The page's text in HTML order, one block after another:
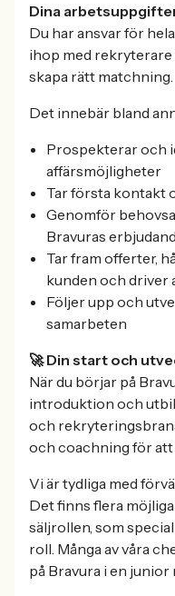
Dina
Du har ansvar för
ihop med
skapa rätt matchning.
Det innebär bland
Prospekterar och
affärsmöjligheter
Tar första kontakt
Genomför
Bravuras
Tar fram offerter,
kunden och driver
Följer upp och
samarbeten
🚀 Din start och
När du börjar på
introduktion och
och
och coachning för att
Vi är tydliga med
Det finns flera
säljrollen, som
roll. Många av våra
på Bravura i en junior